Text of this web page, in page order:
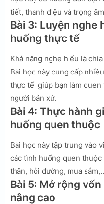
tiết, thanh điệu và trọng
Bài 3: Luyện nghe
huống thực tế
Khả năng nghe hiểu là
Bài học này cung cấp
thực tế, giúp bạn làm
người bản xứ.
Bài 4: Thực hành
huống quen thuộc
Bài học này tập trung vào
các tình huống quen
thân, hỏi đường, mua
Bài 5: Mở rộng
nâng cao